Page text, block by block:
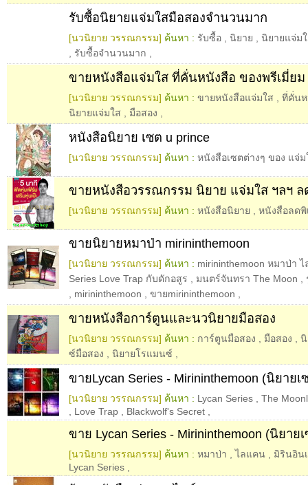
รับซื้อนิยายแจ่มใสมือสองจำนวนมาก
[นวนิยาย วรรณกรรม] ค้นหา : รับซื้อ นิยาย
นิยายแจ่ม
รับซื้อจำนวนมาก
ขายหนังสือแจ่มใส ที่คั่นหนังสือ ของพรีเมี่ยม
[นวนิยาย วรรณกรรม] ค้นหา : ขายหนังสือแจ่มใส
ที่คั่น
นิยายแจ่มใส
มือสอง
หนังสือนิยาย เซต u prince
[นวนิยาย วรรณกรรม] ค้นหา : หนังสือเซตต่างๆ ของ แจ่ม
ขายหนังสือวรรณกรรม นิยาย แจ่มใส ฯลฯ ล
[นวนิยาย วรรณกรรม] ค้นหา : หนังสือนิยาย หนังสือลดพิ
ขายนิยายหมาป่า mirininthemoon
[นวนิยาย วรรณกรรม] ค้นหา : mirininthemoon หมาป่า
Series Love Trap กับดักอสูร
มนตร์จันทรา The Moon
mirininthemoon ขายmirininthemoon
ขายหนังสือการ์ตูนและนวนิยายมือสอง
[นวนิยาย วรรณกรรม] ค้นหา : การ์ตูนมือสอง มือสอง
นิ
ซ์มือสอง
นิยายโรแมนซ์
ขายLycan Series - Mirininthemoon (นิยาย
[นวนิยาย วรรณกรรม] ค้นหา : Lycan Series
The
Love Trap Blackwolf's Secret
ขาย Lycan Series - Mirininthemoon (นิยาย
[นวนิยาย วรรณกรรม] ค้นหา : หมาป่า ,ไลแคน
มิรินอิน
Lycan Series